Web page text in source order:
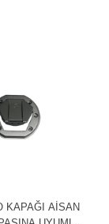
KAPAĞI AİSAN